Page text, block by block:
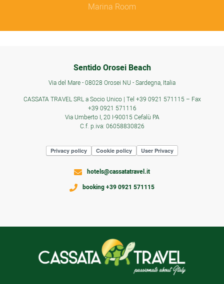
Marina Room
Sentido Orosei Beach
Via del Mare - 08028 Orosei NU - Sardegna, Italia
CASSATA TRAVEL SRL a Socio Unico | Tel +39 0921 571115 – Fax
+39 0921 571116
Via Umberto I, 20 I-90015 Cefalù PA
C.f. p.iva: 06058830826
Privacy policy Cookie policy User Privacy
hotels@cassatatravel.it
booking +39 0921 571115